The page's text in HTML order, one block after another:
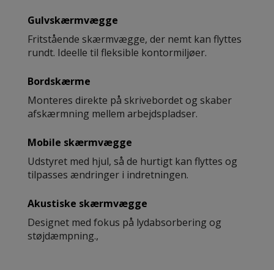
Gulvskærmvægge
Fritstående skærmvægge, der nemt kan flyttes
rundt. Ideelle til fleksible kontormiljøer.
Bordskærme
Monteres direkte på skrivebordet og skaber
afskærmning mellem arbejdspladser.
Mobile skærmvægge
Udstyret med hjul, så de hurtigt kan flyttes og
tilpasses ændringer i indretningen.
Akustiske skærmvægge
Designet med fokus på lydabsorbering og
støjdæmpning.,